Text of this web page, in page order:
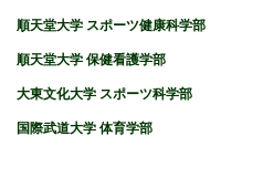
順天堂大学 スポーツ健康科学部
順天堂大学 保健看護学部
大東文化大学 スポーツ科学部
国際武道大学 体育学部